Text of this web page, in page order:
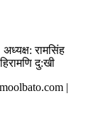
अध्यक्ष: रामसिंह
दु:खी
|